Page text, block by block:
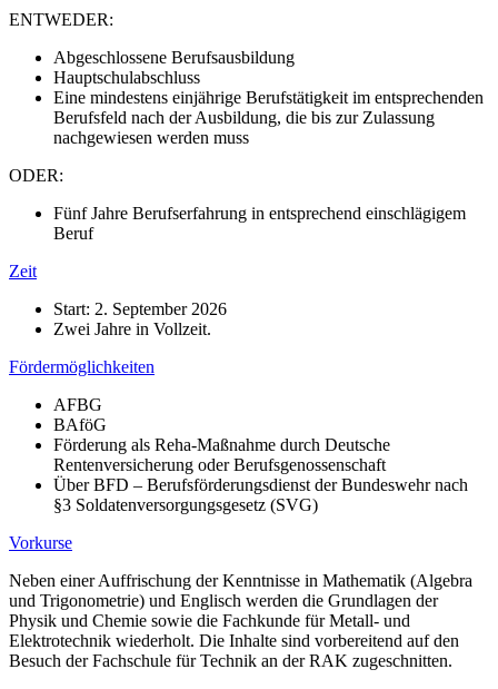
ENTWEDER:
Abgeschlossene Berufsausbildung
Hauptschulabschluss
Eine mindestens einjährige Berufstätigkeit im entsprechenden
Berufsfeld nach der Ausbildung, die bis zur Zulassung
nachgewiesen werden muss
ODER:
Fünf Jahre Berufserfahrung in entsprechend einschlägigem
Beruf
Zeit
Start: 2. September 2026
Zwei Jahre in Vollzeit.
Fördermöglichkeiten
AFBG
BAföG
Förderung als Reha-Maßnahme durch Deutsche
Rentenversicherung oder Berufsgenossenschaft
Über BFD – Berufsförderungsdienst der Bundeswehr nach
§3 Soldatenversorgungsgesetz (SVG)
Vorkurse
Neben einer Auffrischung der Kenntnisse in Mathematik (Algebra
und Trigonometrie) und Englisch werden die Grundlagen der
Physik und Chemie sowie die Fachkunde für Metall- und
Elektrotechnik wiederholt. Die Inhalte sind vorbereitend auf den
Besuch der Fachschule für Technik an der RAK zugeschnitten.